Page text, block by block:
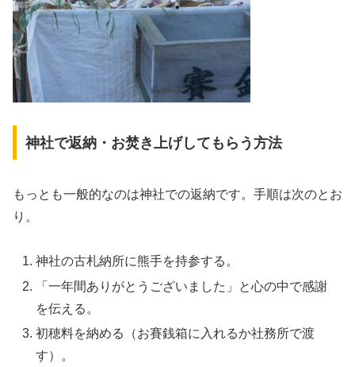
神社で返納・お焚き上げしてもらう方法
もっとも一般的なのは神社での返納です。手順は次のとお
り。
神社の古札納所に熊手を持参する。
「一年間ありがとうございました」と心の中で感謝
を伝える。
初穂料を納める（お賽銭箱に入れるか社務所で渡
す）。